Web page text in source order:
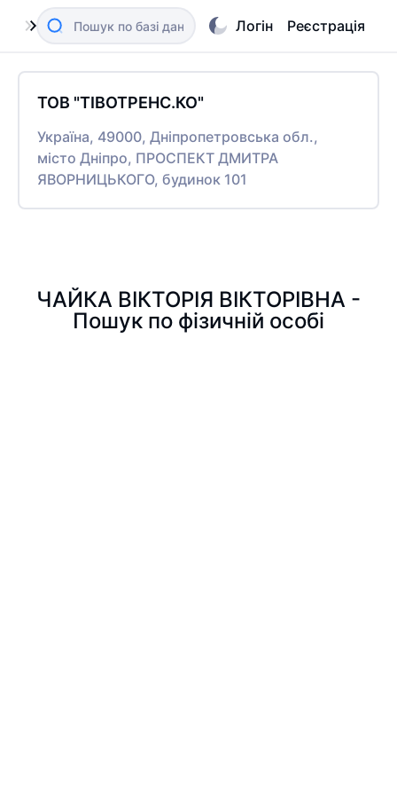
Логін Реєстрація
ТОВ "ТІВОТРЕНС.КО"
Україна, 49000, Дніпропетровська обл.,
місто Дніпро, ПРОСПЕКТ ДМИТРА
ЯВОРНИЦЬКОГО, будинок 101
ЧАЙКА ВІКТОРІЯ ВІКТОРІВНА -
Пошук по фізичній особі